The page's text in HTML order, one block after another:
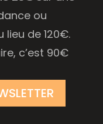
ou
lieu de 120€.
c’est 90€